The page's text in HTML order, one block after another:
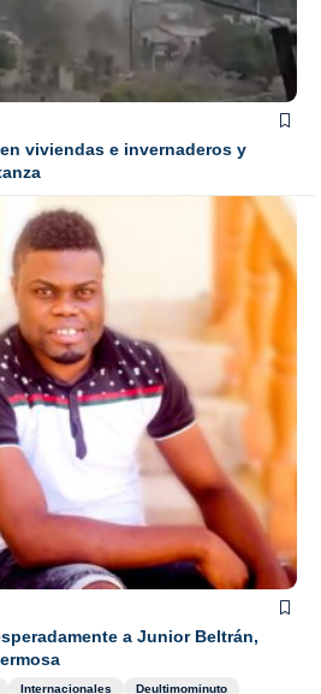
viviendas e invernaderos y
a Junior Beltrán,
Internacionales
Deultimominuto